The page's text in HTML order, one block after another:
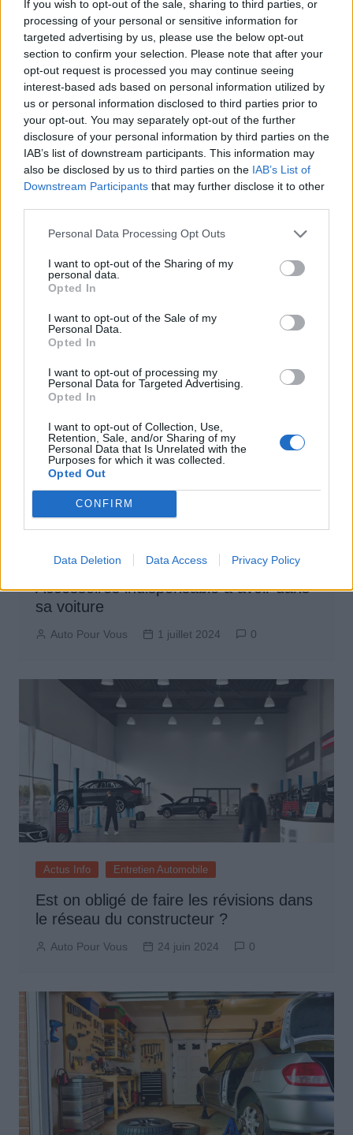
If you wish to opt-out of the sale, sharing to third parties, or
processing of your personal or sensitive information for
targeted advertising by us, please use the below opt-out
section to confirm your selection. Please note that after your
opt-out request is processed you may continue seeing
interest-based ads based on personal information utilized by
us or personal information disclosed to third parties prior to
your opt-out. You may separately opt-out of the further
disclosure of your personal information by third parties on the
IAB’s list of downstream participants. This information may
also be disclosed by us to third parties on the IAB’s List of
Downstream Participants that may further disclose it to other
Personal Data Processing Opt Outs
I want to opt-out of the Sharing of my
personal data.
Opted In
I want to opt-out of the Sale of my
Personal Data.
Opted In
I want to opt-out of processing my
Personal Data for Targeted Advertising.
Opted In
I want to opt-out of Collection, Use,
Retention, Sale, and/or Sharing of my
Personal Data that Is Unrelated with the
Purposes for which it was collected.
Opted Out
CONFIRM
Data Deletion Data Access Privacy Policy
Achat Automobile
Actus Info
Entretien Automobile
10 conseils pour entretenir se voiture
soit même et économiser
Auto Pour Vous
Actus Info
Entretien Automobile
Pièces Détachées
Produits Boutique
Accessoires indispensable a avoir dans
sa voiture
Auto Pour Vous 1 juillet 2024 0
Actus Info Entretien Automobile
Est on obligé de faire les révisions dans
le réseau du constructeur ?
Auto Pour Vous 24 juin 2024 0